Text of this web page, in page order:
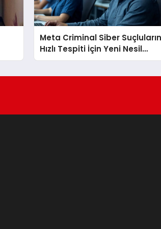
Meta Criminal Siber
Hızlı Tespiti İçin Yeni Nesil
Yöntemler Kullanıyor